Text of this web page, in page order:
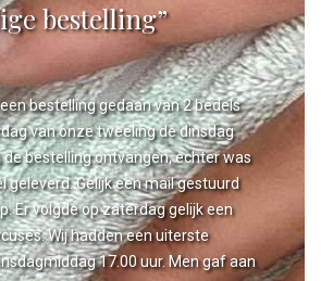
bestelling”
bestelling gedaan van 2 bedels
van onze tweeling de dinsdag
bestelling ontvangen, echter was
geleverd. Gelijk een mail gestuurd
Er volgde op zaterdag gelijk een
Wij hadden een uiterste
17.00 uur. Men gaf aan